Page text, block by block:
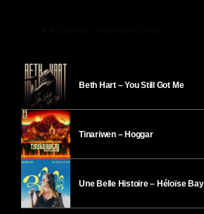
Beth Hart – You Still Got Me
Tinariwen – Hoggar
Une Belle Histoire – Héloïse Bay